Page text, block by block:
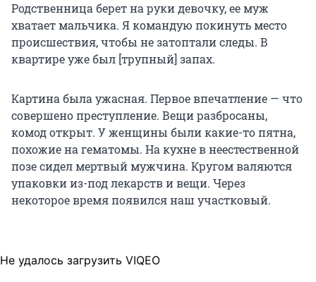
Родственница берет на руки девочку, ее муж
хватает мальчика. Я командую покинуть место
происшествия, чтобы не затоптали следы. В
квартире уже был [трупный] запах.
Картина была ужасная. Первое впечатление — что
совершено преступление. Вещи разбросаны,
комод открыт. У женщины были какие-то пятна,
похожие на гематомы. На кухне в неестественной
позе сидел мертвый мужчина. Кругом валяются
упаковки из-под лекарств и вещи. Через
некоторое время появился наш участковый.
Не удалось загрузить VIQEO